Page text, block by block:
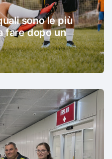
sono le più
fare dopo un